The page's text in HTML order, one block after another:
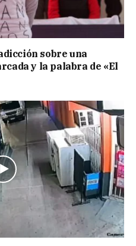
sobre una
y la palabra de «El